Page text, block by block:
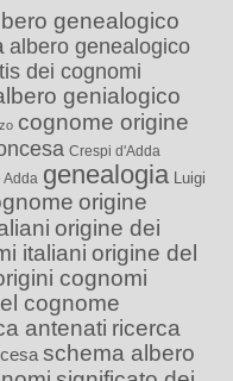
genealogico
albero genealogico
dei cognomi
genialogico
cognome origine
Crespi d'Adda
Adda genealogia Luigi
origine
origine dei
italiani origine del
cognomi
cognome
antenati ricerca
schema albero